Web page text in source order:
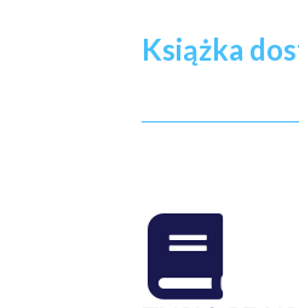
Książka